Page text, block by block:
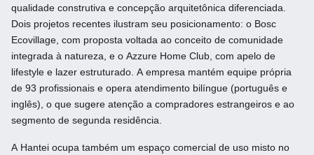
qualidade construtiva e concepção arquitetônica diferenciada.
Dois projetos recentes ilustram seu posicionamento: o Bosc
Ecovillage, com proposta voltada ao conceito de comunidade
integrada à natureza, e o Azzure Home Club, com apelo de
lifestyle e lazer estruturado. A empresa mantém equipe própria
de 93 profissionais e opera atendimento bilíngue (português e
inglês), o que sugere atenção a compradores estrangeiros e ao
segmento de segunda residência.
A Hantei ocupa também um espaço comercial de uso misto no